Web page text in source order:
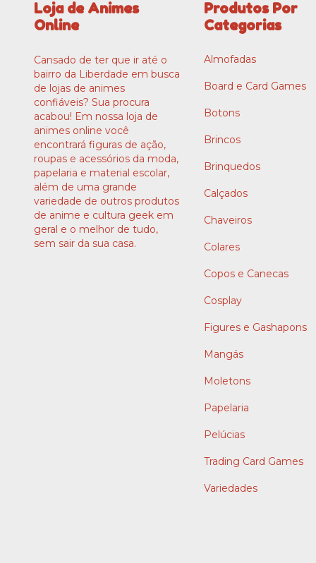
Loja de Animes
Online
Cansado de ter que ir até o
bairro da Liberdade em busca
de lojas de animes
confiáveis? Sua procura
acabou! Em nossa loja de
animes online você
encontrará figuras de ação,
roupas e acessórios da moda,
papelaria e material escolar,
além de uma grande
variedade de outros produtos
de anime e cultura geek em
geral e o melhor de tudo,
sem sair da sua casa.
Produtos Por
Categorias
Almofadas
Board e Card Games
Botons
Brincos
Brinquedos
Calçados
Chaveiros
Colares
Copos e Canecas
Cosplay
Figures e Gashapons
Mangás
Moletons
Papelaria
Pelúcias
Trading Card Games
Variedades